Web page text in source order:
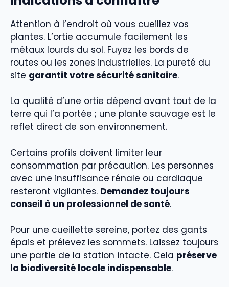
Attention à l’endroit où vous cueillez vos
plantes. L’ortie accumule facilement les
métaux lourds du sol. Fuyez les bords de
routes ou les zones industrielles. La pureté du
site garantit votre sécurité sanitaire.
La qualité d’une ortie dépend avant tout de la
terre qui l’a portée ; une plante sauvage est le
reflet direct de son environnement.
Certains profils doivent limiter leur
consommation par précaution. Les personnes
avec une insuffisance rénale ou cardiaque
resteront vigilantes. Demandez toujours
conseil à un professionnel de santé.
Pour une cueillette sereine, portez des gants
épais et prélevez les sommets. Laissez toujours
une partie de la station intacte. Cela préserve
la biodiversité locale indispensable.